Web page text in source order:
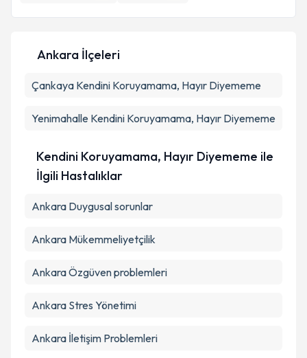
E-posta Adresiniz
Kişisel verilerimin işlenmesine ilişkinAydınlatma
kapsamda işlenmesini kabul ediyorum.
Takvim Talebini Gönder
Ankara İlçeleri
Çankaya Kendini Koruyamama, Hayır Diyememe
Yenimahalle Kendini Koruyamama, Hayır Diyememe
Kendini Koruyamama, Hayır Diyememe ile
İlgili Hastalıklar
Ankara Duygusal sorunlar
Ankara Mükemmeliyetçilik
Ankara Özgüven problemleri
Ankara Stres Yönetimi
Ankara İletişim Problemleri